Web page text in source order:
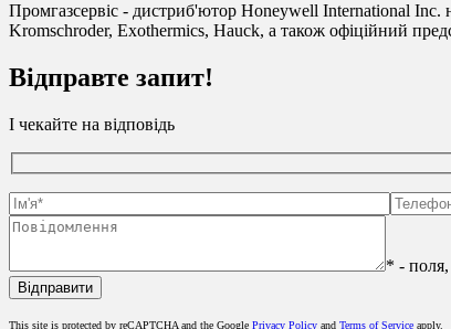
Промгазсервіс - дистриб'ютор Honeywell International Inc.
Kromschroder, Exothermics, Hauck, а також офіційний
Відправте запит!
І чекайте на відповідь
* - поля,
This site is protected by reCAPTCHA and the Google Privacy Policy and Terms of Service apply.